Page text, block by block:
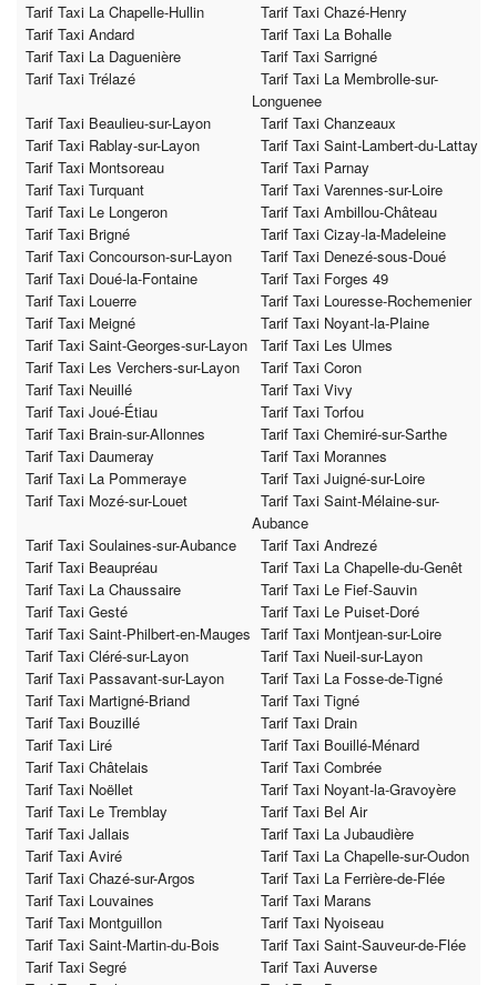
Tarif Taxi La Chapelle-Hullin
Tarif Taxi Chazé-Henry
Tarif Taxi Andard
Tarif Taxi La Bohalle
Tarif Taxi La Daguenière
Tarif Taxi Sarrigné
Tarif Taxi Trélazé
Tarif Taxi La Membrolle-sur-
Longuenee
Tarif Taxi Beaulieu-sur-Layon
Tarif Taxi Chanzeaux
Tarif Taxi Rablay-sur-Layon
Tarif Taxi Saint-Lambert-du-Lattay
Tarif Taxi Montsoreau
Tarif Taxi Parnay
Tarif Taxi Turquant
Tarif Taxi Varennes-sur-Loire
Tarif Taxi Le Longeron
Tarif Taxi Ambillou-Château
Tarif Taxi Brigné
Tarif Taxi Cizay-la-Madeleine
Tarif Taxi Concourson-sur-Layon
Tarif Taxi Denezé-sous-Doué
Tarif Taxi Doué-la-Fontaine
Tarif Taxi Forges 49
Tarif Taxi Louerre
Tarif Taxi Louresse-Rochemenier
Tarif Taxi Meigné
Tarif Taxi Noyant-la-Plaine
Tarif Taxi Saint-Georges-sur-Layon
Tarif Taxi Les Ulmes
Tarif Taxi Les Verchers-sur-Layon
Tarif Taxi Coron
Tarif Taxi Neuillé
Tarif Taxi Vivy
Tarif Taxi Joué-Étiau
Tarif Taxi Torfou
Tarif Taxi Brain-sur-Allonnes
Tarif Taxi Chemiré-sur-Sarthe
Tarif Taxi Daumeray
Tarif Taxi Morannes
Tarif Taxi La Pommeraye
Tarif Taxi Juigné-sur-Loire
Tarif Taxi Mozé-sur-Louet
Tarif Taxi Saint-Mélaine-sur-
Aubance
Tarif Taxi Soulaines-sur-Aubance
Tarif Taxi Andrezé
Tarif Taxi Beaupréau
Tarif Taxi La Chapelle-du-Genêt
Tarif Taxi La Chaussaire
Tarif Taxi Le Fief-Sauvin
Tarif Taxi Gesté
Tarif Taxi Le Puiset-Doré
Tarif Taxi Saint-Philbert-en-Mauges Tarif Taxi Montjean-sur-Loire
Tarif Taxi Cléré-sur-Layon
Tarif Taxi Nueil-sur-Layon
Tarif Taxi Passavant-sur-Layon
Tarif Taxi La Fosse-de-Tigné
Tarif Taxi Martigné-Briand
Tarif Taxi Tigné
Tarif Taxi Bouzillé
Tarif Taxi Drain
Tarif Taxi Liré
Tarif Taxi Bouillé-Ménard
Tarif Taxi Châtelais
Tarif Taxi Combrée
Tarif Taxi Noëllet
Tarif Taxi Noyant-la-Gravoyère
Tarif Taxi Le Tremblay
Tarif Taxi Bel Air
Tarif Taxi Jallais
Tarif Taxi La Jubaudière
Tarif Taxi Aviré
Tarif Taxi La Chapelle-sur-Oudon
Tarif Taxi Chazé-sur-Argos
Tarif Taxi La Ferrière-de-Flée
Tarif Taxi Louvaines
Tarif Taxi Marans
Tarif Taxi Montguillon
Tarif Taxi Nyoiseau
Tarif Taxi Saint-Martin-du-Bois
Tarif Taxi Saint-Sauveur-de-Flée
Tarif Taxi Segré
Tarif Taxi Auverse